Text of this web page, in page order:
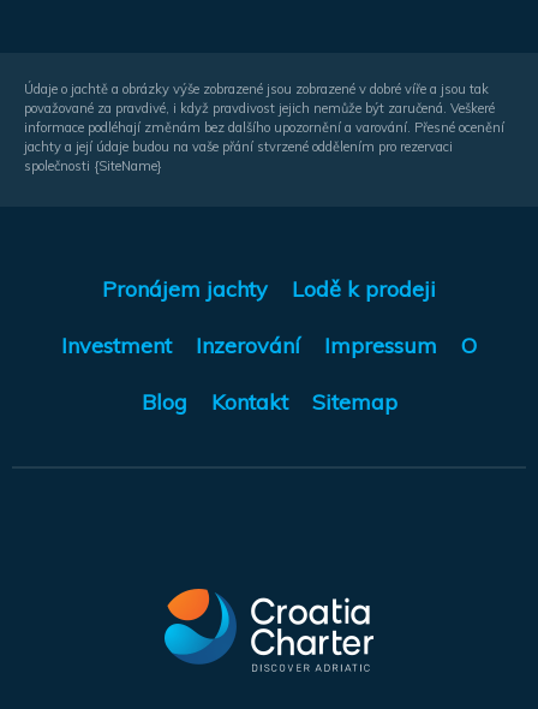
Údaje o jachtě a obrázky výše zobrazené jsou zobrazené v dobré víře a jsou tak
považované za pravdivé, i když pravdivost jejich nemůže být zaručená. Veškeré
informace podléhají změnám bez dalšího upozornění a varování. Přesné ocenění
jachty a její údaje budou na vaše přání stvrzené oddělením pro rezervaci
společnosti {SiteName}
Pronájem jachty Lodě k prodeji
Investment Inzerování Impressum O
Blog Kontakt Sitemap